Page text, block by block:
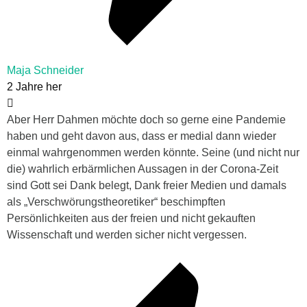
Maja Schneider
2 Jahre her
Aber Herr Dahmen möchte doch so gerne eine Pandemie
haben und geht davon aus, dass er medial dann wieder
einmal wahrgenommen werden könnte. Seine (und nicht nur
die) wahrlich erbärmlichen Aussagen in der Corona-Zeit
sind Gott sei Dank belegt, Dank freier Medien und damals
als „Verschwörungstheoretiker“ beschimpften
Persönlichkeiten aus der freien und nicht gekauften
Wissenschaft und werden sicher nicht vergessen.